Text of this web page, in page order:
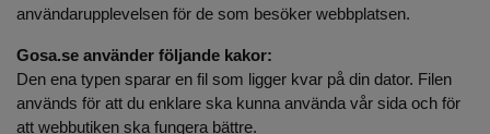
användarupplevelsen för de som besöker webbplatsen.
Gosa.se använder följande kakor:
Den ena typen sparar en fil som ligger kvar på din dator. Filen
används för att du enklare ska kunna använda vår sida och för
att webbutiken ska fungera bättre.